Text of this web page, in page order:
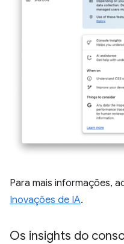
Para mais informações,
Inovações de IA.
Os insights do